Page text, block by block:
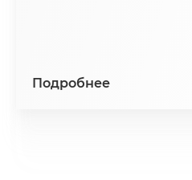
Подробнее